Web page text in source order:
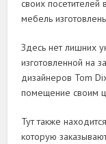
своих
мебель
Здесь нет лишних
изготовленной на
дизайнеров Tom
помещение своим
Тут также
которую